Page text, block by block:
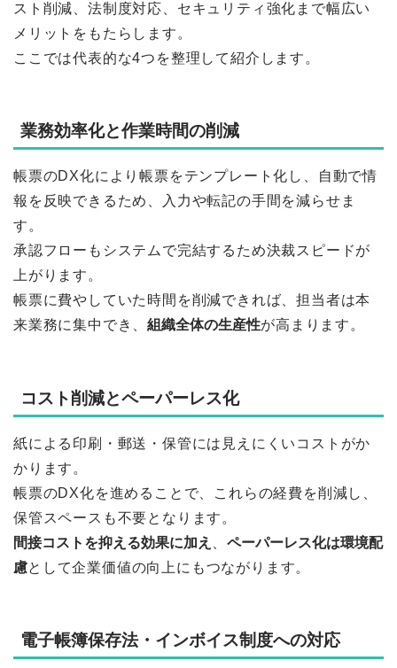
スト削減、法制度対応、セキュリティ強化まで幅広い
メリットをもたらします。
ここでは代表的な4つを整理して紹介します。
業務効率化と作業時間の削減
帳票のDX化により帳票をテンプレート化し、自動で情
報を反映できるため、入力や転記の手間を減らせま
す。
承認フローもシステムで完結するため決裁スピードが
上がります。
帳票に費やしていた時間を削減できれば、担当者は本
来業務に集中でき、組織全体の生産性が高まります。
コスト削減とペーパーレス化
紙による印刷・郵送・保管には見えにくいコストがか
かります。
帳票のDX化を進めることで、これらの経費を削減し、
保管スペースも不要となります。
間接コストを抑える効果に加え
ペーパーレス化は環境配
慮として企業価値の向上にもつながります。
電子帳簿保存法・インボイス制度への対応